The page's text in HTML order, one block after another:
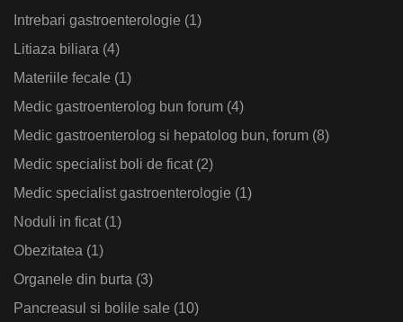
Intrebari gastroenterologie (1)
Litiaza biliara (4)
Materiile fecale (1)
Medic gastroenterolog bun forum (4)
Medic gastroenterolog si hepatolog bun, forum (8)
Medic specialist boli de ficat(2)
Medic specialist gastroenterologie (1)
Noduli in ficat(1)
Obezitatea (1)
Organele din burta (3)
Pancreasul si bolile sale (10)